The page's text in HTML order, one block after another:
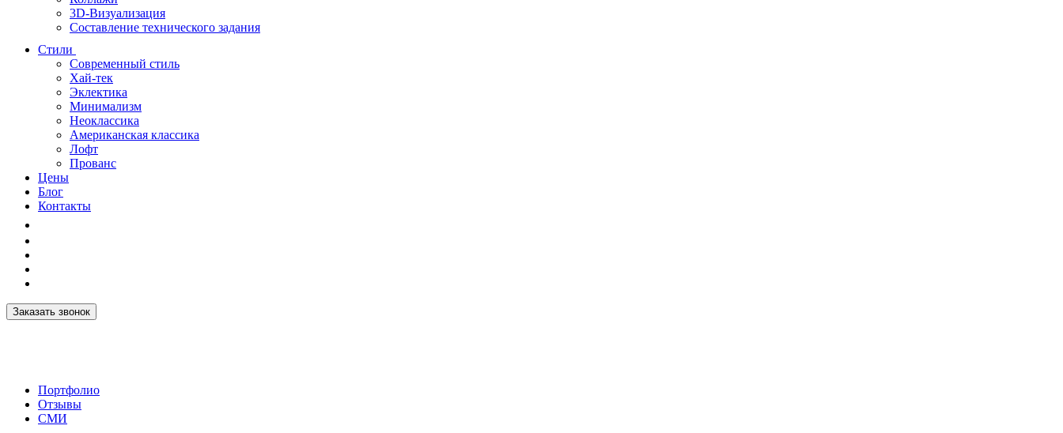
3D-Визуализация
Составление технического задания
Стили
Современный стиль
Хай-тек
Эклектика
Минимализм
Неоклассика
Американская классика
Лофт
Прованс
Цены
Блог
Контакты
Заказать звонок
Портфолио
Отзывы
СМИ